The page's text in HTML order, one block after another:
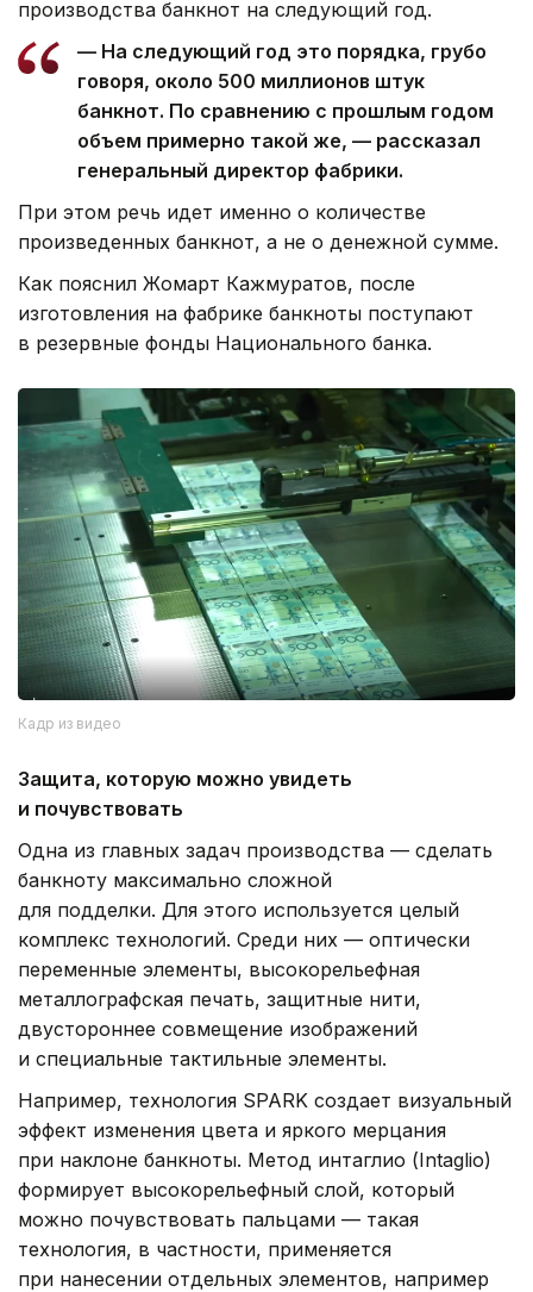
производства банкнот на следующий год.
— На следующий год это порядка, грубо
говоря, около 500 миллионов штук
банкнот. По сравнению с прошлым годом
объем примерно такой же, — рассказал
генеральный директор фабрики.
При этом речь идет именно о количестве
произведенных банкнот, а не о денежной сумме.
Как пояснил Жомарт Кажмуратов, после
изготовления на фабрике банкноты поступают
в резервные фонды Национального банка.
Кадр из видео
Защита, которую можно увидеть
и почувствовать
Одна из главных задач производства — сделать
банкноту максимально сложной
для подделки. Для этого используется целый
комплекс технологий. Среди них — оптически
переменные элементы, высокорельефная
металлографская печать, защитные нити,
двустороннее совмещение изображений
и специальные тактильные элементы.
Например, технология SPARK создает визуальный
эффект изменения цвета и яркого мерцания
при наклоне банкноты. Метод интаглио (Intaglio)
формирует высокорельефный слой, который
можно почувствовать пальцами — такая
технология, в частности, применяется
при нанесении отдельных элементов, например